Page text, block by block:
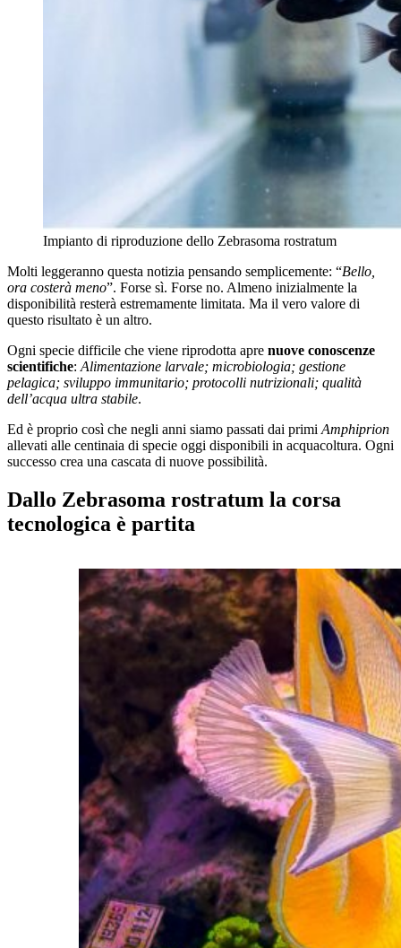
Impianto di riproduzione dello Zebrasoma rostratum
Molti leggeranno questa notizia pensando semplicemente: “Bello,
ora costerà meno”. Forse sì. Forse no. Almeno inizialmente la
disponibilità resterà estremamente limitata. Ma il vero valore di
questo risultato è un altro.
Ogni specie difficile che viene riprodotta apre nuove conoscenze
scientifiche: Alimentazione larvale; microbiologia; gestione
pelagica; sviluppo immunitario; protocolli nutrizionali; qualità
dell’acqua ultra stabile.
Ed è proprio così che negli anni siamo passati dai primi Amphiprion
allevati alle centinaia di specie oggi disponibili in acquacoltura. Ogni
successo crea una cascata di nuove possibilità.
Dallo Zebrasoma rostratum la corsa
tecnologica è partita